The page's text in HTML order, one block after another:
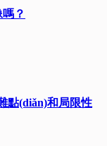
？
點(diǎn)和局限性